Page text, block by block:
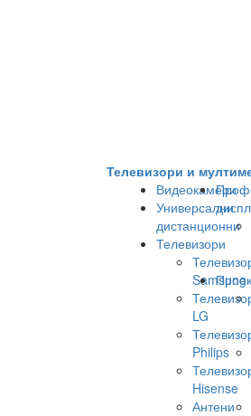
Телевизори и
Видеокамери
Универсални
дистанционни
Телевизори
Samsung
LG
Philips
Hisense
Антени